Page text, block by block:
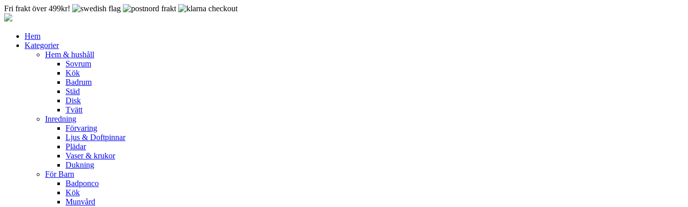
Fri frakt över 499kr!
Hem
Kategorier
Hem & hushåll
Sovrum
Kök
Badrum
Städ
Disk
Tvätt
Inredning
Förvaring
Ljus & Doftpinnar
Plädar
Vaser & krukor
Dukning
För Barn
Badponco
Kök
Munvård